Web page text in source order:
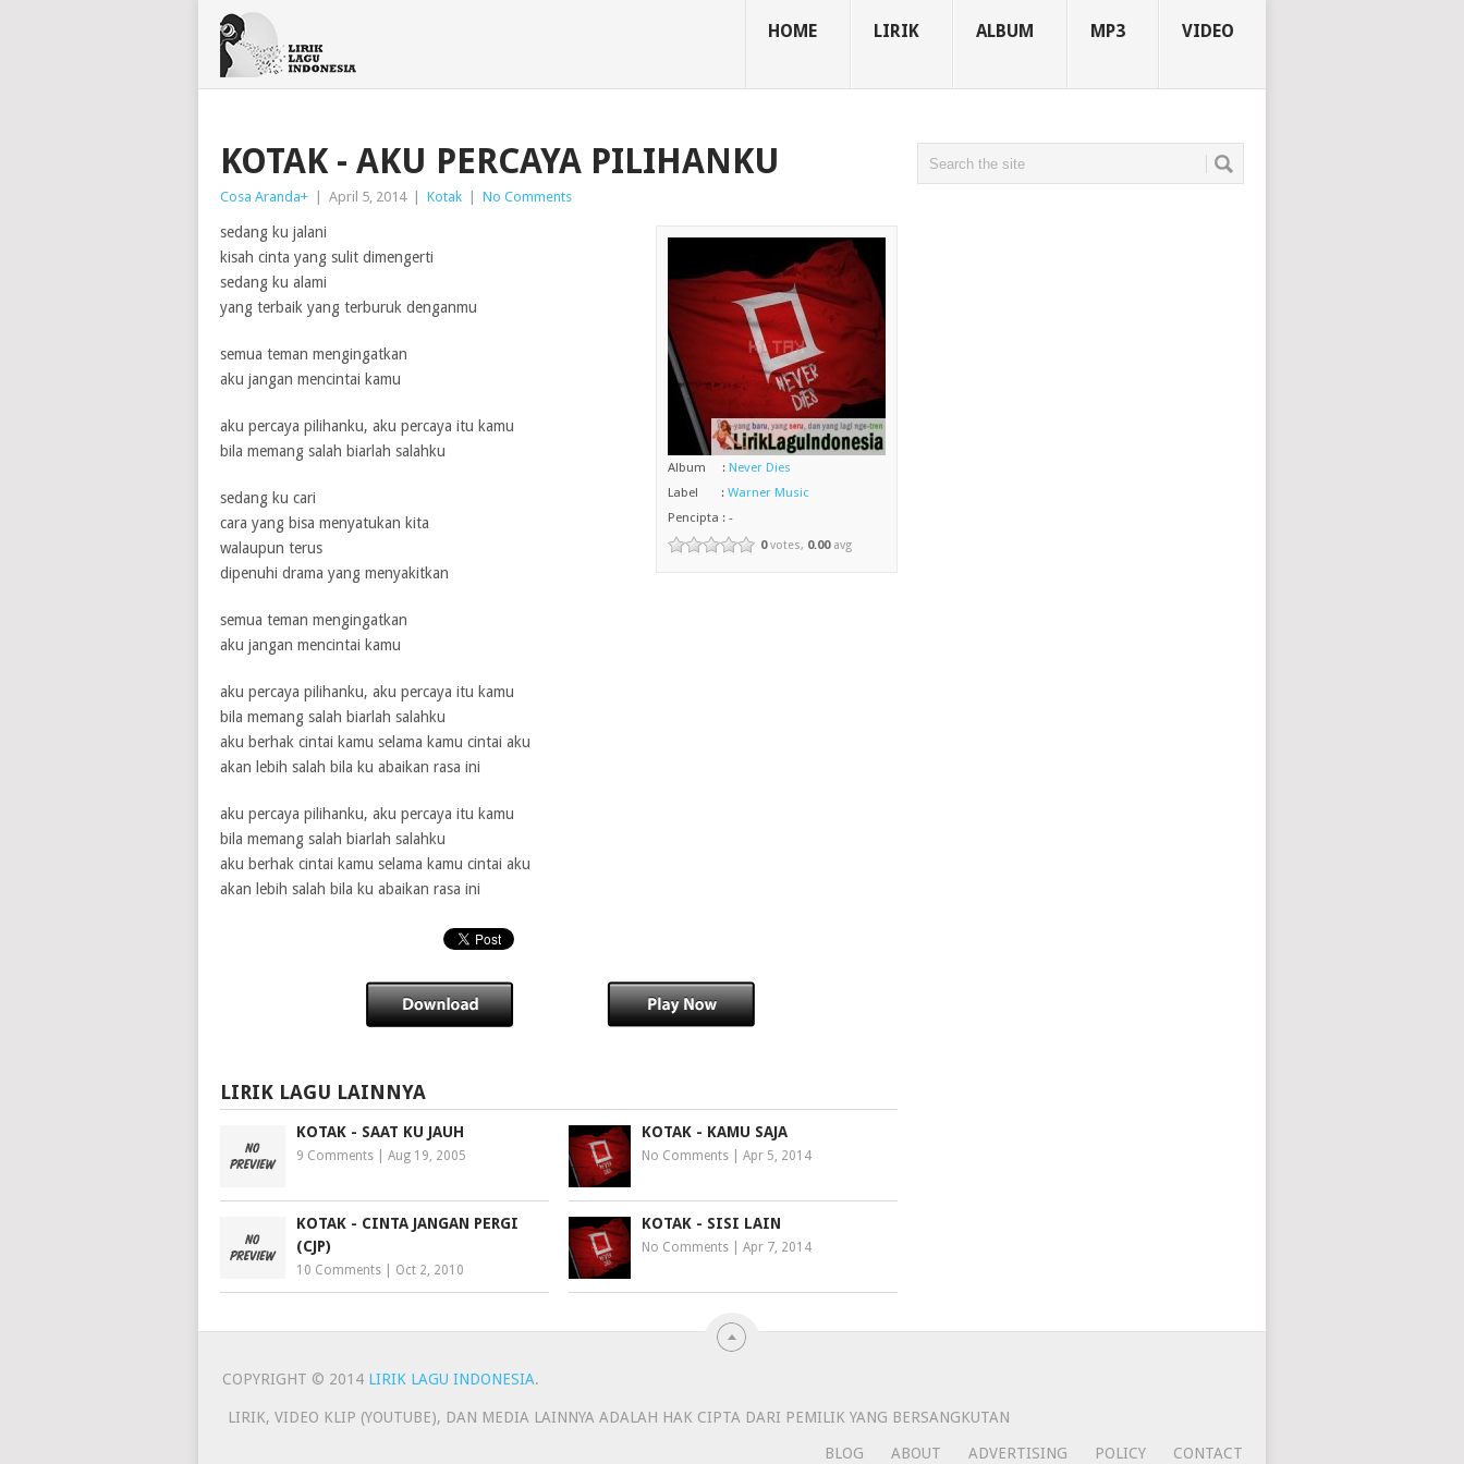
HOME LIRIK ALBUM MP3 VIDEO
KOTAK - AKU PERCAYA PILIHANKU
Cosa Aranda+ April 5, 2014 Kotak No Comments
Album :Never Dies
Label :Warner Music
Pencipta : -
0votes, 0.00avg
sedang ku jalani
kisah cinta yang sulit dimengerti
sedang ku alami
yang terbaik yang terburuk denganmu
semua teman mengingatkan
aku jangan mencintai kamu
aku percaya pilihanku, aku percaya itu kamu
bila memang salah biarlah salahku
sedang ku cari
cara yang bisa menyatukan kita
walaupun terus
dipenuhi drama yang menyakitkan
semua teman mengingatkan
aku jangan mencintai kamu
aku percaya pilihanku, aku percaya itu kamu
bila memang salah biarlah salahku
aku berhak cintai kamu selama kamu cintai aku
akan lebih salah bila ku abaikan rasa ini
aku percaya pilihanku, aku percaya itu kamu
bila memang salah biarlah salahku
aku berhak cintai kamu selama kamu cintai aku
akan lebih salah bila ku abaikan rasa ini
LIRIK LAGU LAINNYA
KOTAK - SAAT KU JAUH
9 Comments Aug 19, 2005
KOTAK - KAMU SAJA
No Comments |Apr 5, 2014
KOTAK - CINTA JANGAN PERGI
(CJP)
10 Comments Oct 2, 2010
KOTAK - SISI LAIN
No Comments |Apr 7, 2014
COPYRIGHT © 2014 LIRIK LAGU INDONESIA.
LIRIK, VIDEO KLIP (YOUTUBE), DAN MEDIA LAINNYA ADALAH HAK CIPTA DARI PEMILIK YANG BERSANGKUTAN
BLOG ABOUT ADVERTISING POLICY CONTACT